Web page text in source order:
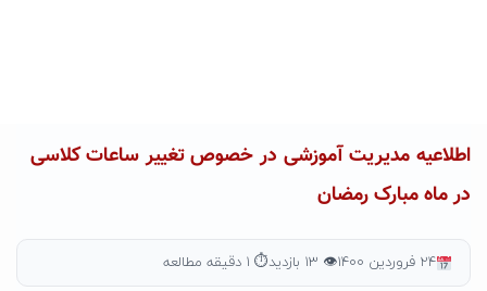
اطلاعیه مدیریت آموزشی در خصوص تغییر ساعات کلاسی
در ماه مبارک رمضان
۲۴ فروردین ۱۴۰۰ 👁 ۱۳ بازدید ⏱ ۱ دقیقه مطالعه